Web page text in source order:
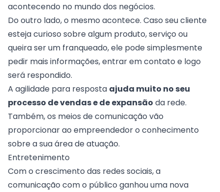
acontecendo no mundo dos negócios.
Do outro lado, o mesmo acontece. Caso seu cliente
esteja curioso sobre algum produto, serviço ou
queira ser um franqueado, ele pode simplesmente
pedir mais informações, entrar em contato e logo
será respondido.
A agilidade para resposta ajuda muito no seu
processo de vendas e de expansão da rede.
Também, os meios de comunicação vão
proporcionar ao empreendedor o conhecimento
sobre a sua área de atuação.
Entretenimento
Com o crescimento das redes sociais, a
comunicação com o público ganhou uma nova